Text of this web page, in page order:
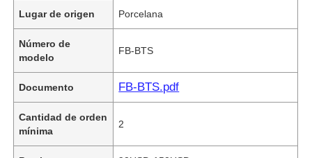
Lugar de origen Porcelana
Número de
modelo
FB-BTS
Documento FB-BTS.pdf
Cantidad de orden
mínima
2